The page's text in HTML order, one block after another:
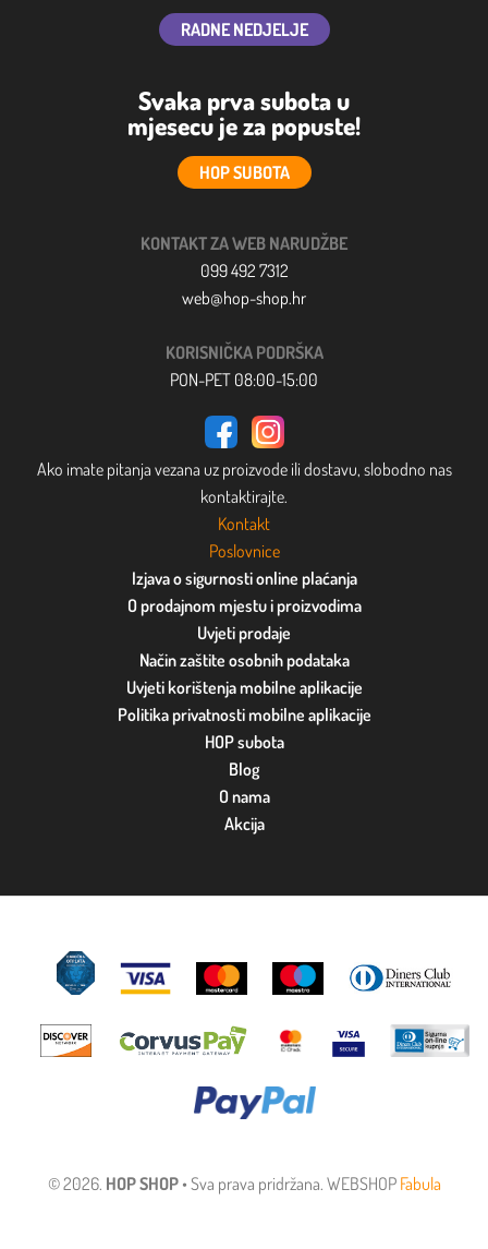
RADNE NEDJELJE
Svaka prva subota u
mjesecu je za popuste!
HOP SUBOTA
KONTAKT ZA WEB NARUDŽBE
099 492 7312
web@hop-shop.hr
KORISNIČKA PODRŠKA
PON-PET 08:00-15:00
Ako imate pitanja vezana uz proizvode ili dostavu, slobodno nas
kontaktirajte.
Kontakt
Poslovnice
Izjava o sigurnosti online plaćanja
O prodajnom mjestu i proizvodima
Uvjeti prodaje
Način zaštite osobnih podataka
Uvjeti korištenja mobilne aplikacije
Politika privatnosti mobilne aplikacije
HOP subota
Blog
O nama
Akcija
© 2026. HOP SHOP• Sva prava pridržana. WEBSHOP Fabula